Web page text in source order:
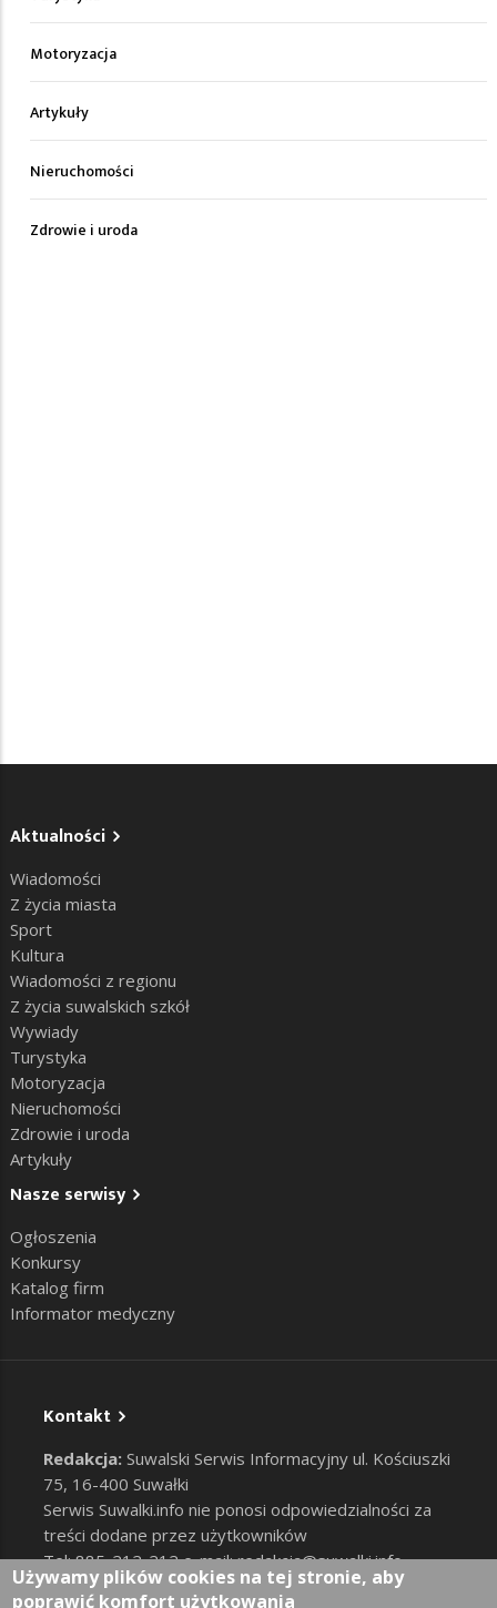
Motoryzacja
Artykuły
Nieruchomości
Zdrowie i uroda
Aktualności
Wiadomości
Z życia miasta
Sport
Kultura
Wiadomości z regionu
Z życia suwalskich szkół
Wywiady
Turystyka
Motoryzacja
Nieruchomości
Zdrowie i uroda
Artykuły
Nasze serwisy
Ogłoszenia
Konkursy
Katalog firm
Informator medyczny
Kontakt
Redakcja: Suwalski Serwis Informacyjny ul. Kościuszki
75, 16-400 Suwałki
Serwis Suwalki.info nie ponosi odpowiedzialności za
treści dodane przez użytkowników
Tel: 885-212-212 e-mail:redakcja@suwalki.info,
reklama@suwalki.info
Używamy plików cookies na tej stronie, aby
poprawić komfort użytkowania